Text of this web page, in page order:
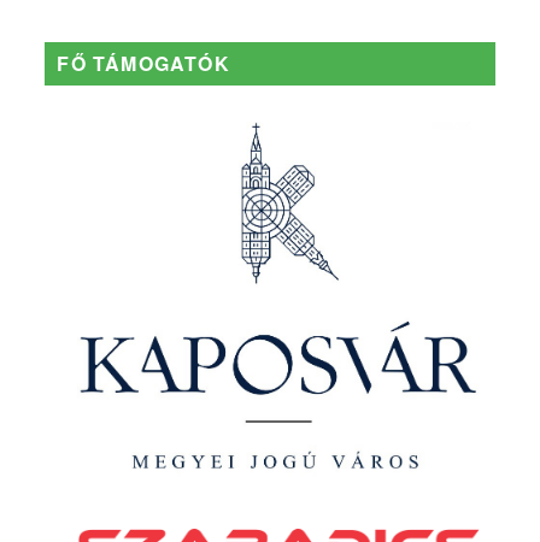
FŐ TÁMOGATÓK